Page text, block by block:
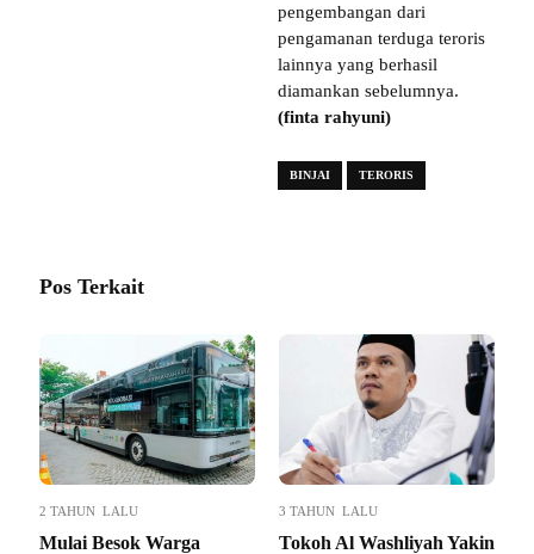
pengembangan dari
pengamanan terduga teroris
lainnya yang berhasil
diamankan sebelumnya.
(finta rahyuni)
BINJAI TERORIS
Pos Terkait
2 TAHUN LALU
Mulai Besok Warga
3 TAHUN LALU
Tokoh Al Washliyah Yakin